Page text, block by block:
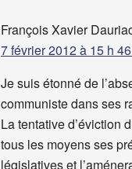
François Xavier
7 février 2012 à 15 h
Je suis étonné de
communiste dans ses
La tentative d’éviction
tous les moyens ses
législatives et